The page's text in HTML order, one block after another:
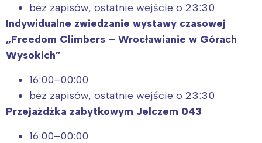
bez zapisów, ostatnie wejście o 23:30
Indywidualne zwiedzanie wystawy czasowej
„Freedom Climbers – Wrocławianie w Górach
Wysokich”
16:00–00:00
bez zapisów, ostatnie wejście o 23:30
Przejażdżka zabytkowym Jelczem 043
16:00–00:00